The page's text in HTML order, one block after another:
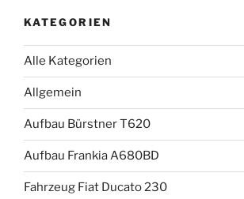
KATEGORIEN
Alle Kategorien
Allgemein
Aufbau Bürstner T620
Aufbau Frankia A680BD
Fahrzeug Fiat Ducato 230